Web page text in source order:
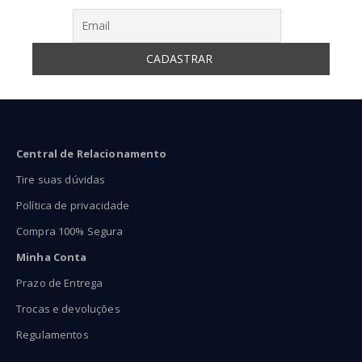
Central de Relacionamento
Tire suas dúvidas
Política de privacidade
Compra 100% Segura
Minha Conta
Prazo de Entrega
Trocas e devoluções
Regulamentos